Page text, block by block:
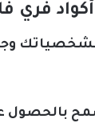
فري فاير
بشخصياتك